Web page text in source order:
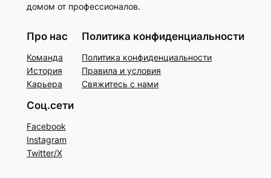
домом от профессионалов.
Про нас
Команда
История
Карьера
Политика конфиденциальности
Политика конфиденциальности
Правила и условия
Свяжитесь с нами
Соц.сети
Facebook
Instagram
Twitter/X